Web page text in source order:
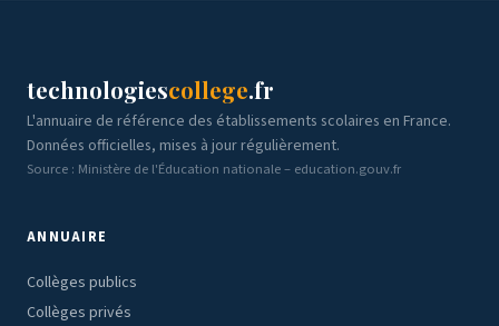
technologiescollege.fr
L'annuaire de référence des établissements scolaires en France.
Données officielles, mises à jour régulièrement.
Source : Ministère de l'Éducation nationale – education.gouv.fr
ANNUAIRE
Collèges publics
Collèges privés